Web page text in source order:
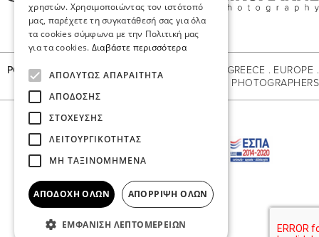
POVSTUDIO - Αγλαΐας Σχινά 4 Θεσσαλονίκη
// GREECE . EUROPE .
WORLDWIDE // DESTINATION WEDDING PHOTOGRAPHERS
Copyright © POV STUDIO 2026
with by Darkpony
χρηστών. Χρησιμοποιώντας τον ιστότοπό
μας, παρέχετε τη συγκατάθεσή σας για όλα
τα cookies σύμφωνα με την Πολιτική μας
για τα cookies. Διαβάστε περισσότερα
ΑΠΟΛΎΤΩΣ ΑΠΑΡΑΊΤΗΤΑ
ΑΠΌΔΟΣΗΣ
ΣΤΌΧΕΥΣΗΣ
ΛΕΙΤΟΥΡΓΙΚΌΤΗΤΑΣ
ΜΗ ΤΑΞΙΝΟΜΗΜΈΝΑ
ΑΠΟΔΟΧΉ ΌΛΩΝ ΑΠΌΡΡΙΨΗ ΌΛΩΝ
ΕΜΦΆΝΙΣΗ ΛΕΠΤΟΜΕΡΕΙΏΝ